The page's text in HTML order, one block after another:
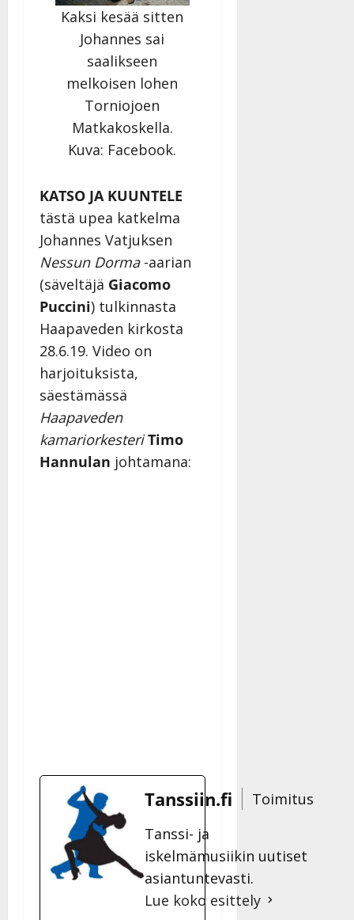
Kaksi kesää sitten
Johannes sai
saalikseen
melkoisen lohen
Torniojoen
Matkakoskella.
Kuva: Facebook.
KATSO JA KUUNTELE
tästä upea katkelma
Johannes Vatjuksen
Nessun Dorma-aarian
(säveltäjä Giacomo
Puccini) tulkinnasta
Haapaveden kirkosta
28.6.19. Video on
harjoituksista,
säestämässä
Haapaveden
kamariorkesteri Timo
Hannulan johtamana:
Tanssiin.fi
Toimitus
Tanssi- ja
iskelmämusiikin uutiset
asiantuntevasti.
Lue koko esittely